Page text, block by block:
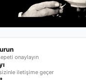
onaylayın
iletişime geçer